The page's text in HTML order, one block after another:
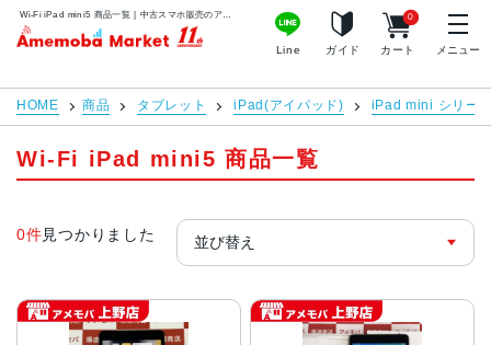
アメモバマーケット
Line ガイド カート
0
メニュー
HOME 商品 タブレット iPad(アイパッド) iPad mini シリー
Wi-Fi iPad mini5 商品一覧
0件見つかりました